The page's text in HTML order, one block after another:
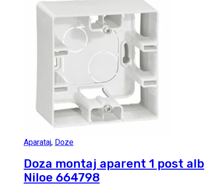
Aparataj, Doze
Doza montaj aparent 1 post alb
Niloe 664798